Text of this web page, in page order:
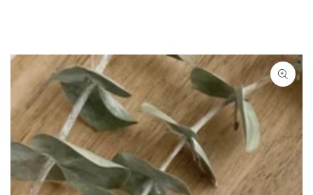
ZU DEN
PRODUKTINFORMATIONEN
SPRINGEN